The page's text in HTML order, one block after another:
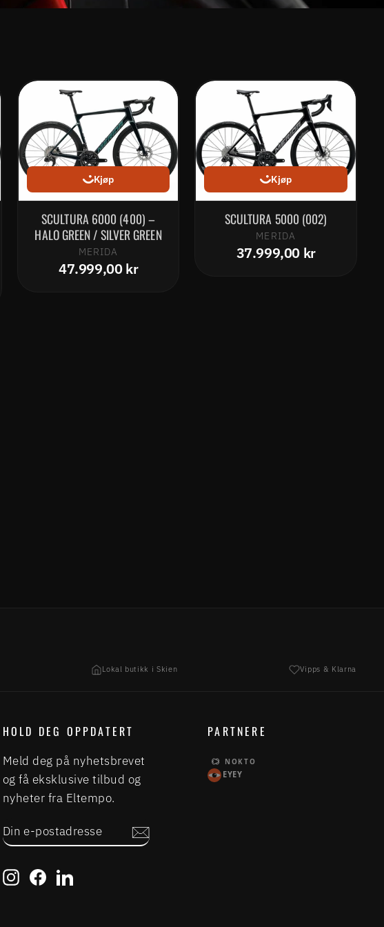
Kjøp
SCULTURA 6000 (400) –
HALO GREEN / SILVER GREEN
MERIDA
47.999,00 kr
Kjøp
SCULTURA 5000 (002)
MERIDA
37.999,00 kr
Lokal butikk i Skien Vipps & Klarna
HOLD DEG OPPDATERT
Meld deg på nyhetsbrevet
og få eksklusive tilbud og
nyheter fra Eltempo.
DIN
E-
ABONNER
Instagram
FacebookLinkedIn
PARTNERE
NOKTO
EYEY